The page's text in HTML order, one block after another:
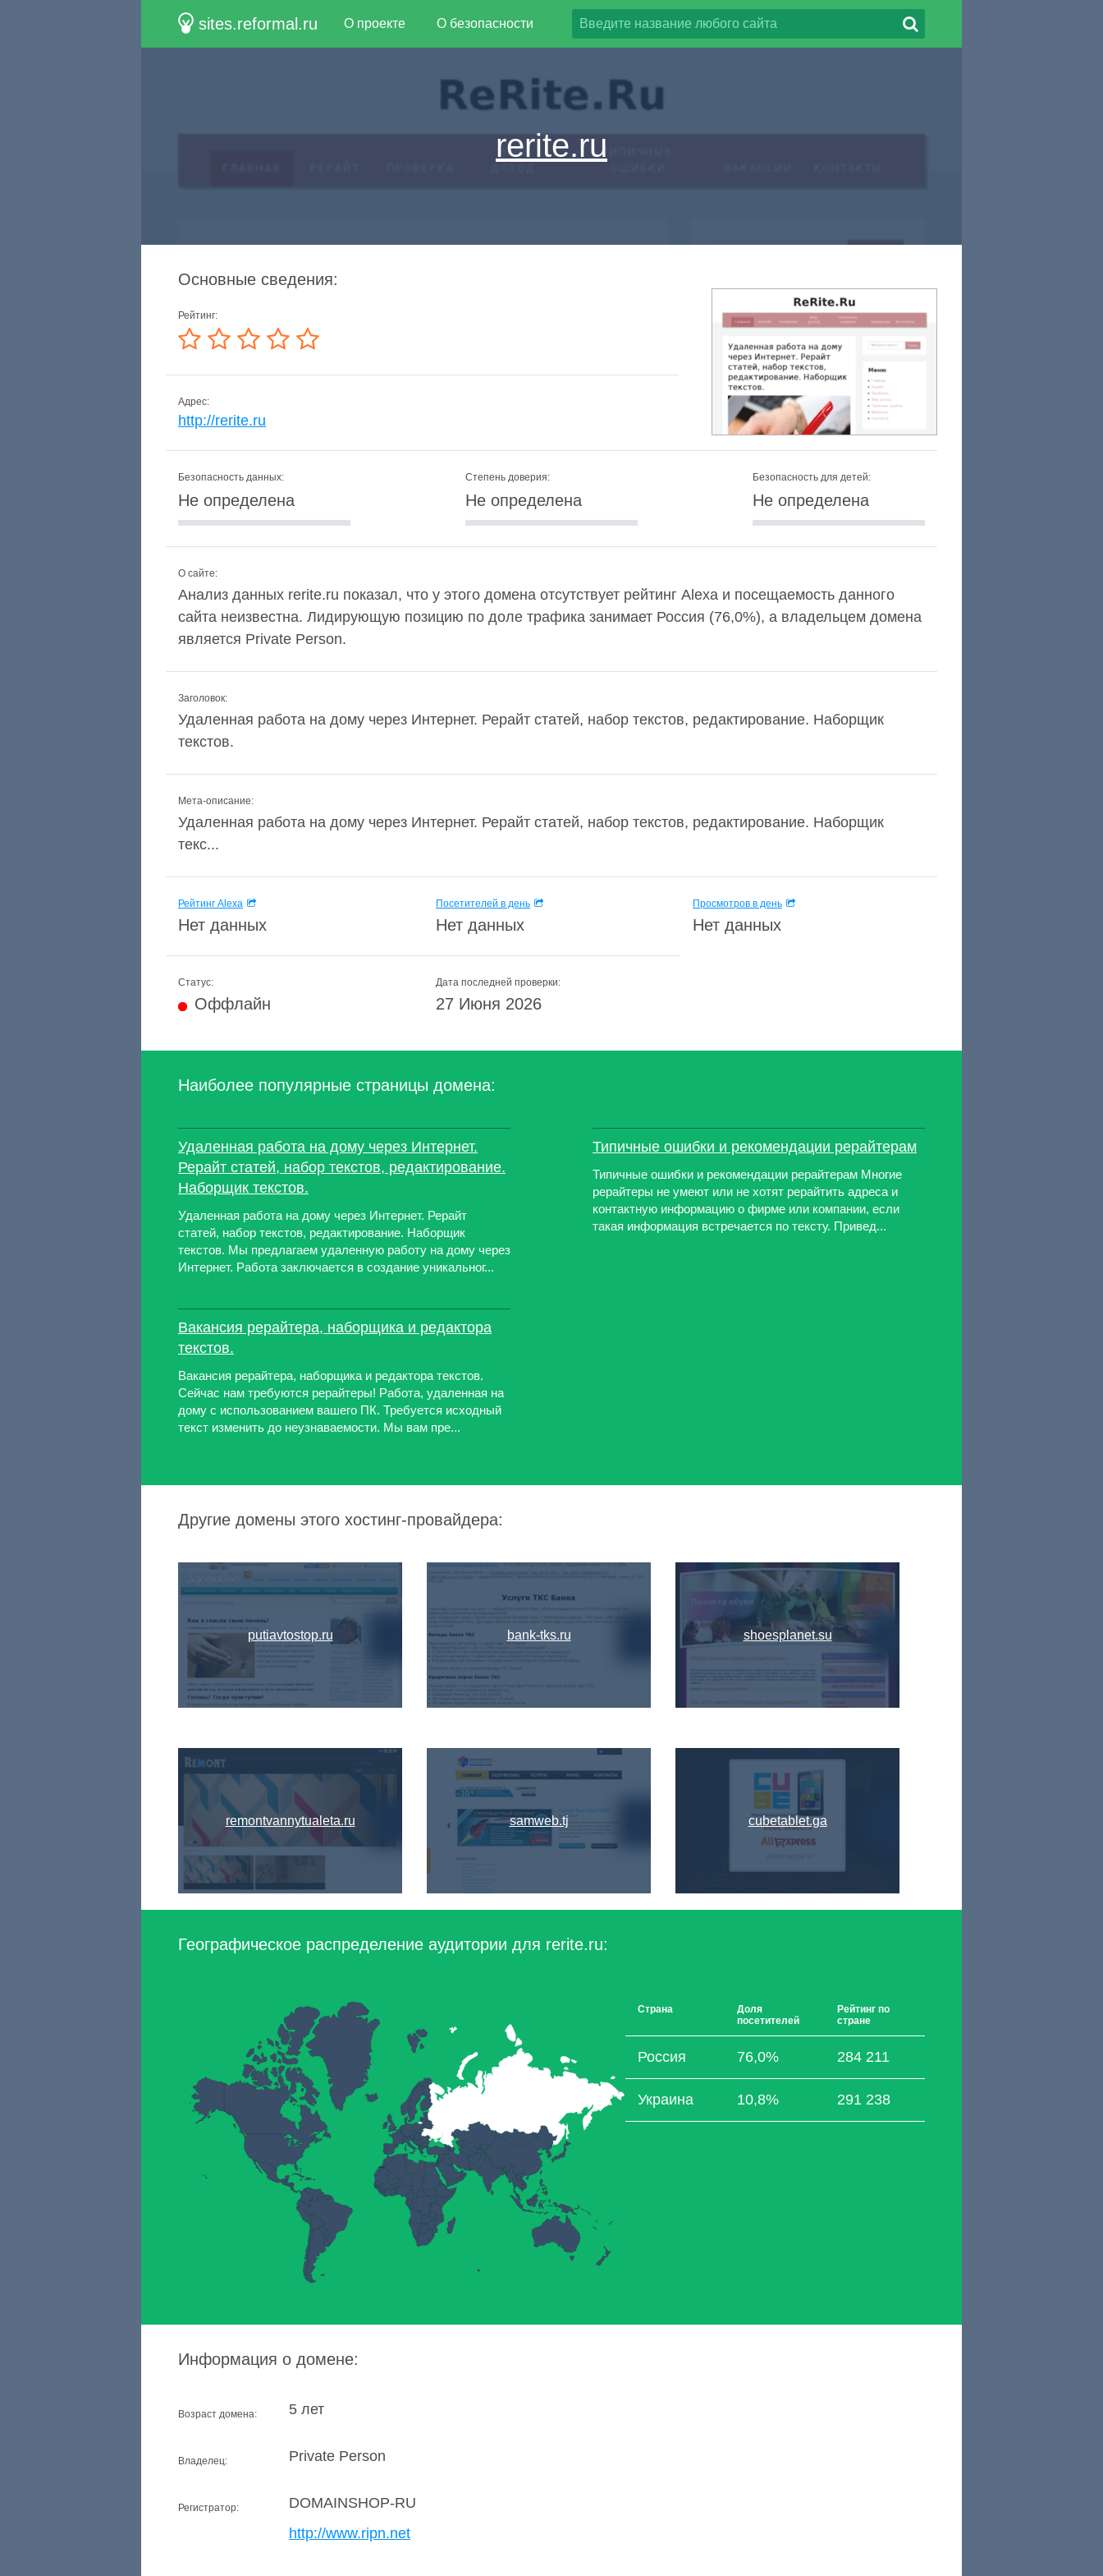
sites.reformal.ru О проекте О безопасности
rerite.ru
Основные сведения:
Рейтинг:
Адрес:
http://rerite.ru
Безопасность данных:
Не определена
Степень доверия:
Не определена
Безопасность для детей:
Не определена
О сайте:
Анализ данных rerite.ru показал, что у этого домена отсутствует рейтинг Alexa и посещаемость данного
сайта неизвестна. Лидирующую позицию по доле трафика занимает Россия (76,0%), а владельцем домена
является Private Person.
Заголовок:
Удаленная работа на дому через Интернет. Рерайт статей, набор текстов, редактирование. Наборщик
текстов.
Мета-описание:
Удаленная работа на дому через Интернет. Рерайт статей, набор текстов, редактирование. Наборщик
текс...
Рейтинг Alexa
Нет данных
Посетителей в день
Нет данных
Просмотров в день
Нет данных
Статус:
Оффлайн
Дата последней проверки:
27 Июня 2026
Наиболее популярные страницы домена:
Удаленная работа на дому через Интернет.
Рерайт статей, набор текстов, редактирование.
Наборщик текстов.
Удаленная работа на дому через Интернет. Рерайт
статей, набор текстов, редактирование. Наборщик
текстов. Мы предлагаем удаленную работу на дому через
Интернет. Работа заключается в создание уникальног...
Вакансия рерайтера, наборщика и редактора
текстов.
Вакансия рерайтера, наборщика и редактора текстов.
Сейчас нам требуются рерайтеры! Работа, удаленная на
дому с использованием вашего ПК. Требуется исходный
текст изменить до неузнаваемости. Мы вам пре...
Типичные ошибки и рекомендации рерайтерам
Типичные ошибки и рекомендации рерайтерам Многие
рерайтеры не умеют или не хотят рерайтить адреса и
контактную информацию о фирме или компании, если
такая информация встречается по тексту. Привед...
Другие домены этого хостинг-провайдера:
putiavtostop.ru
remontvannytualeta.ru
bank-tks.ru
samweb.tj
shoesplanet.su
cubetablet.ga
Географическое распределение аудитории для rerite.ru:
Страна
Доля
посетителей
Рейтинг по
стране
Россия 76,0% 284 211
Украина 10,8% 291 238
Информация о домене:
Возраст домена: 5 лет
Владелец: Private Person
Регистратор:
DOMAINSHOP-RU
http://www.ripn.net